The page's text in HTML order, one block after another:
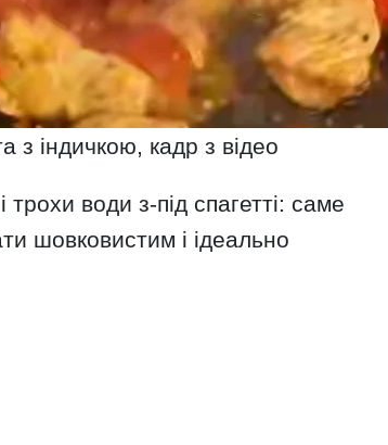
з індичкою, кадр з відео
води з-під спагетті: саме
шовковистим і ідеально